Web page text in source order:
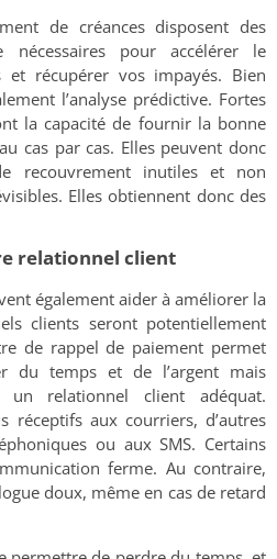
de créances disposent des
nécessaires pour accélérer le
et récupérer vos impayés. Bien
l’analyse prédictive. Fortes
la capacité de fournir la bonne
cas par cas. Elles peuvent donc
recouvrement inutiles et non
Elles obtiennent donc des
relationnel client
également aider à améliorer la
clients seront potentiellement
de rappel de paiement permet
du temps et de l’argent mais
un relationnel client adéquat.
réceptifs aux courriers, d’autres
ou aux SMS. Certains
ferme. Au contraire,
doux, même en cas de retard